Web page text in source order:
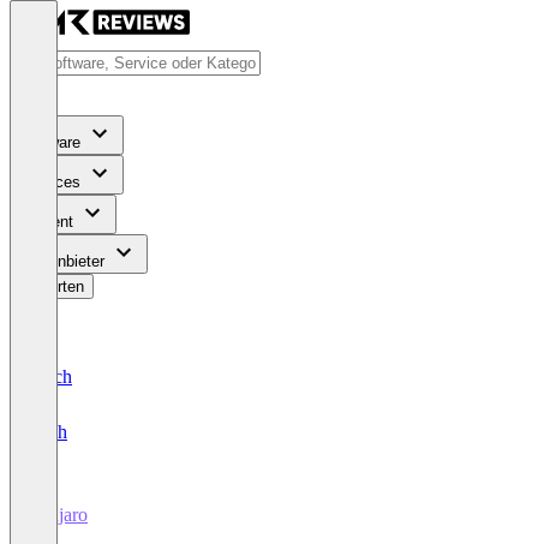
Software
Services
Content
Für Anbieter
Bewerten
Deutsch
English
vanjaro